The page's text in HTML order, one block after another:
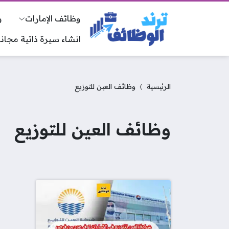
وظائف الإمارات
انشاء سيرة ذاتية
الرئيسية وظائف العين للتوزيع
وظائف العين للتوزيع